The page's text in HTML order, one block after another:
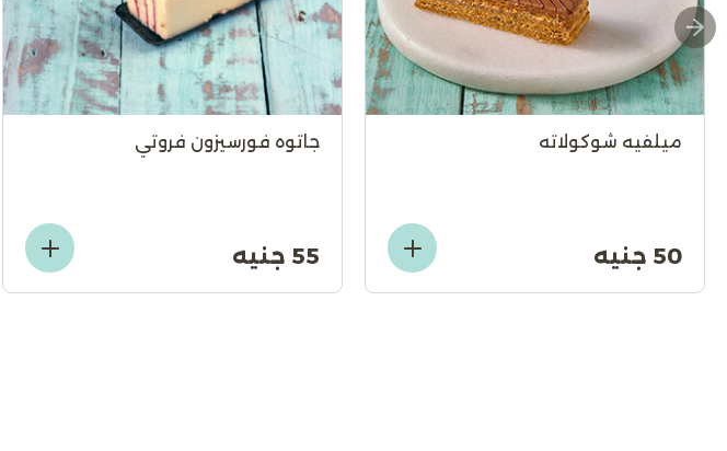
ميلفيه شوكولاته
50 جنيه
جاتوه فورسيزون فروتي
55 جنيه